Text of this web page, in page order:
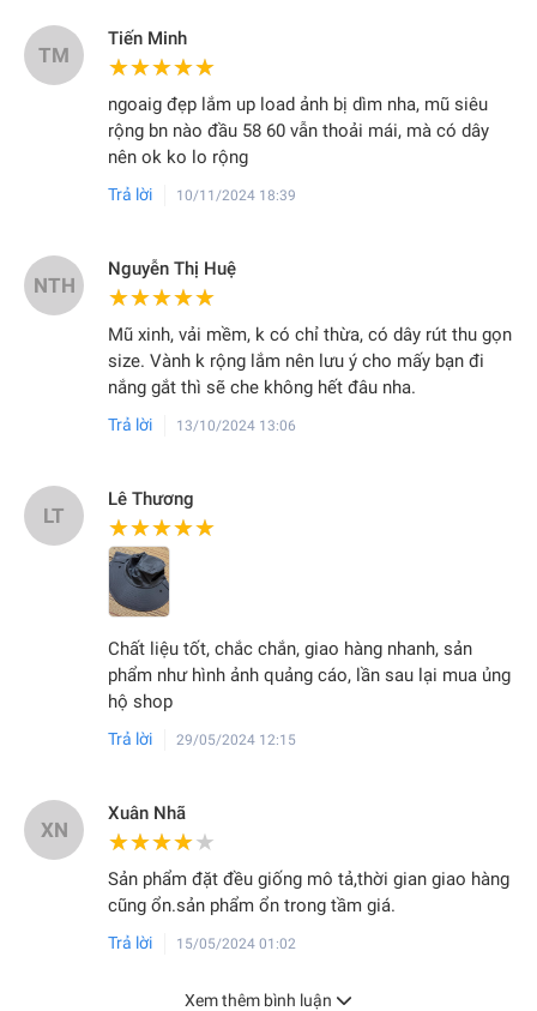
TM
Tiến Minh
★★★★★
★★★★★
ngoaig đẹp lắm up load ảnh bị dìm nha, mũ siêu
rộng bn nào đầu 58 60 vẫn thoải mái, mà có dây
nên ok ko lo rộng
Trả lời 10/11/2024 18:39
NTH
Nguyễn Thị Huệ
★★★★★
★★★★★
Mũ xinh, vải mềm, k có chỉ thừa, có dây rút thu gọn
size. Vành k rộng lắm nên lưu ý cho mấy bạn đi
nắng gắt thì sẽ che không hết đâu nha.
Trả lời 13/10/2024 13:06
LT
Lê Thương
★★★★★
★★★★★
Chất liệu tốt, chắc chắn, giao hàng nhanh, sản
phẩm như hình ảnh quảng cáo, lần sau lại mua ủng
hộ shop
Trả lời 29/05/2024 12:15
XN
Xuân Nhã
★★★★★
★★★★★
Sản phẩm đặt đều giống mô tả,thời gian giao hàng
cũng ổn.sản phẩm ổn trong tầm giá.
Trả lời 15/05/2024 01:02
Xem thêm bình luận